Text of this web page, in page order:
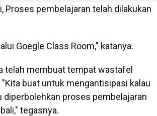
Proses pembelajaran telah dilakukan
Goegle Class Room," katanya.
telah membuat tempat wastafel
buat untuk mengantisipasi kalau
diperbolehkan proses pembelajaran
tegasnya.